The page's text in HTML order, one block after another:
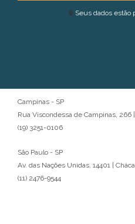
🔒 Seus dados estão
Campinas - SP
Rua Viscondessa de Campinas, 266
(19) 3251-0106
São Paulo - SP
Av. das Nações Unidas, 14401 |
(11) 2476-9544